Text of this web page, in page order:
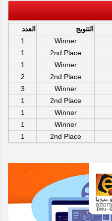
التتويج
العدد
Winner
1
2nd Place
1
Winner
1
2nd Place
2
Winner
3
2nd Place
1
Winner
1
Winner
1
2nd Place
1